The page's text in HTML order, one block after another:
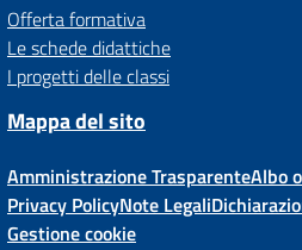
Offerta formativa
Le schede didattiche
I progetti delle classi
Mappa del sito
Amministrazione TrasparenteAlbo
Privacy PolicyNote Legali
Gestione cookie